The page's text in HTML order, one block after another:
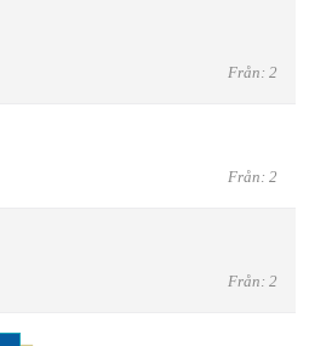
Från: 2
Från: 2
Från: 2